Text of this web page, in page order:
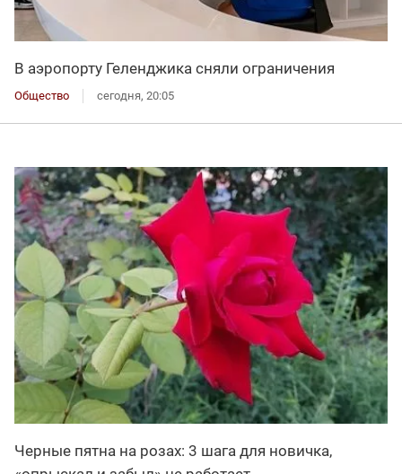
В аэропорту Геленджика сняли ограничения
Общество сегодня, 20:05
Черные пятна на розах: 3 шага для новичка,